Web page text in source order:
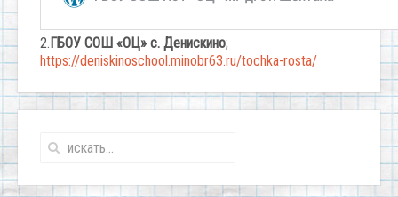
2. ГБОУ СОШ «ОЦ» с. Денискино;
https://deniskinoschool.minobr63.ru/tochka-rosta/